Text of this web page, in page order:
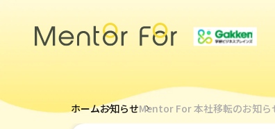
ホームお知らせMentor For 本社移転のお知ら